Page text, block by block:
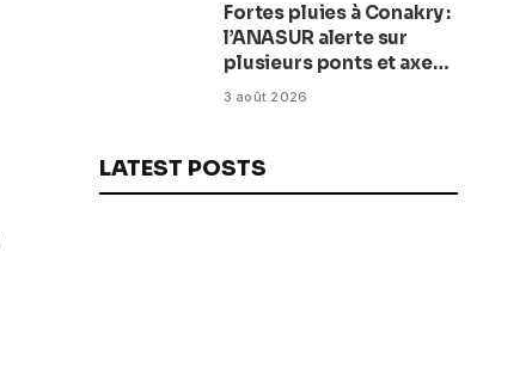
balnéaire
Fortes pluies à Conakry :
l’ANASUR alerte sur
plusieurs ponts et axes
routiers
3 août 2026
LATEST POSTS